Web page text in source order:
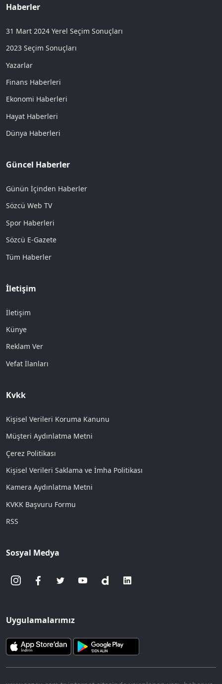
Haberler
31 Mart 2024 Yerel Seçim Sonuçları
2023 Seçim Sonuçları
Yazarlar
Finans Haberleri
Ekonomi Haberleri
Hayat Haberleri
Dünya Haberleri
Güncel Haberler
Günün İçinden Haberler
Sözcü Web TV
Spor Haberleri
Sözcü E-Gazete
Tüm Haberler
İletişim
İletişim
Künye
Reklam Ver
Vefat İlanları
Kvkk
Kişisel Verileri Koruma Kanunu
Müşteri Aydınlatma Metni
Çerez Politikası
Kişisel Verileri Saklama ve İmha Politikası
Kamera Aydınlatma Metni
KVKK Başvuru Formu
RSS
Sosyal Medya
Uygulamalarımız